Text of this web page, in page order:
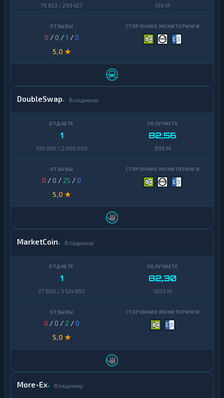
76 653 / 299 427 100 M
0 / 0 /1 /0
5,0 ★
DoubleSwap Владимир
1
100 000 / 2 000 000
82,56
898 M
0 / 0 / 25 /0
5,0 ★
MarketCoin Владимир
1
27 600 / 3 524 850
82,30
1000 M
0 / 0 / 2 /0
5,0 ★
More-Ex Владимир
Terra
1
Uniswap1
Finance
1